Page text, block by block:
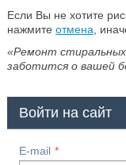
Если Вы не хотите
нажмите отмена ,
«Ремонт стиральных
заботится о вашей
Войти на сайт
E-mail